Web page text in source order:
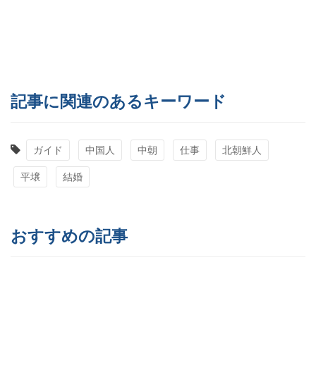
記事に関連のあるキーワード
ガイド 中国人 中朝 仕事 北朝鮮人
平壌 結婚
おすすめの記事